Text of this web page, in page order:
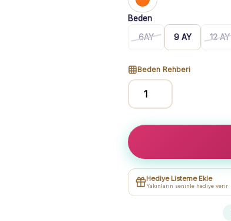
Beden
6AY
9 AY 12 AY
Beden Rehberi
Welsoft
Takım
|
Turuncu
&
Beyaz
Hediye Listeme Ekle
Yakınların seninle hediye verir